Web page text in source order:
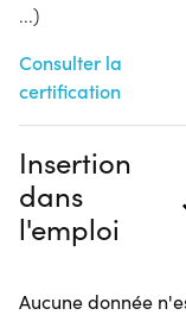
...)
Consulter la
certification
Insertion
dans
l'emploi
Aucune donnée